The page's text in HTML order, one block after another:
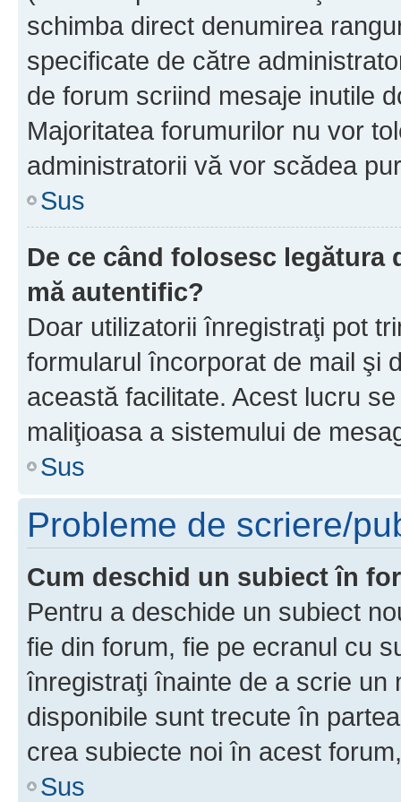
schimba direct denumirea
specificate de către
de forum scriind mesaje inutile
Majoritatea forumurilor nu vor
administratorii vă vor scădea
Sus
De ce când folosesc
mă autentific?
Doar utilizatorii înregistraţi pot
formularul încorporat de mail şi
această facilitate. Acest lucru
maliţioasa a sistemului de
Sus
Probleme de scriere/
Cum deschid un subiect în
Pentru a deschide un subiect
fie din forum, fie pe ecranul cu
înregistraţi înainte de a scrie un
disponibile sunt trecute în
crea subiecte noi în acest
Sus